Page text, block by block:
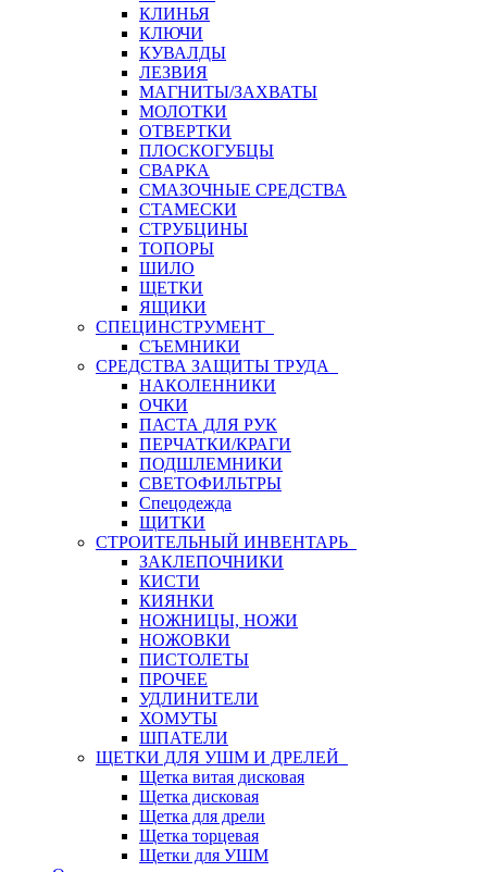
КЛИНЬЯ
КЛЮЧИ
КУВАЛДЫ
ЛЕЗВИЯ
МАГНИТЫ/ЗАХВАТЫ
МОЛОТКИ
ОТВЕРТКИ
ПЛОСКОГУБЦЫ
СВАРКА
СМАЗОЧНЫЕ СРЕДСТВА
СТАМЕСКИ
СТРУБЦИНЫ
ТОПОРЫ
ШИЛО
ЩЕТКИ
ЯЩИКИ
СПЕЦИНСТРУМЕНТ
СЪЕМНИКИ
СРЕДСТВА ЗАЩИТЫ ТРУДА
НАКОЛЕННИКИ
ОЧКИ
ПАСТА ДЛЯ РУК
ПЕРЧАТКИ/КРАГИ
ПОДШЛЕМНИКИ
СВЕТОФИЛЬТРЫ
Спецодежда
ЩИТКИ
СТРОИТЕЛЬНЫЙ ИНВЕНТАРЬ
ЗАКЛЕПОЧНИКИ
КИСТИ
КИЯНКИ
НОЖНИЦЫ, НОЖИ
НОЖОВКИ
ПИСТОЛЕТЫ
ПРОЧЕЕ
УДЛИНИТЕЛИ
ХОМУТЫ
ШПАТЕЛИ
ЩЕТКИ ДЛЯ УШМ И ДРЕЛЕЙ
Щетка витая дисковая
Щетка дисковая
Щетка для дрели
Щетка торцевая
Щетки для УШМ